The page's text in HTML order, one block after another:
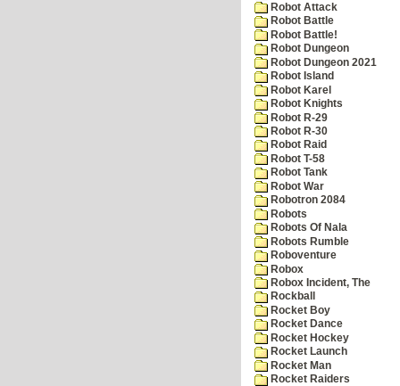
Robot Attack
Robot Battle
Robot Battle!
Robot Dungeon
Robot Dungeon 2021
Robot Island
Robot Karel
Robot Knights
Robot R-29
Robot R-30
Robot Raid
Robot T-58
Robot Tank
Robot War
Robotron 2084
Robots
Robots Of Nala
Robots Rumble
Roboventure
Robox
Robox Incident, The
Rockball
Rocket Boy
Rocket Dance
Rocket Hockey
Rocket Launch
Rocket Man
Rocket Raiders